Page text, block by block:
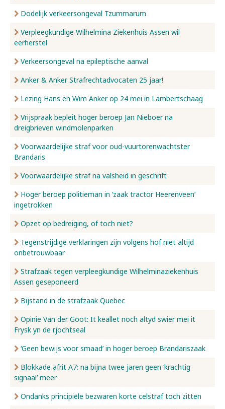
Dodelijk verkeersongeval Tzummarum
Verpleegkundige Wilhelmina Ziekenhuis Assen wil
eerherstel
Verkeersongeval na epileptische aanval
Anker & Anker Strafrechtadvocaten 25 jaar!
Lezing Hans en Wim Anker op 24 mei in Lambertschaag
Vrijspraak bepleit hoger beroep Jan Nieboer na
dreigbrieven windmolenparken
Voorwaardelijke straf voor oud-vuurtorenwachtster
Brandaris
Voorwaardelijke straf na valsheid in geschrift
Hoger beroep politieman in ‘zaak tractor Heerenveen’
ingetrokken
Opzet op bedreiging, of toch niet?
Tegenstrijdige verklaringen zijn volgens hof niet altijd
onbetrouwbaar
Strafzaak tegen verpleegkundige Wilhelminaziekenhuis
Assen geseponeerd
Bijstand in de strafzaak Quebec
Opinie Van der Goot: It keallet noch altyd swier mei it
Frysk yn de rjochtseal
‘Geen bewijs voor smaad’ in hoger beroep Brandariszaak
Blokkade afrit A7: na bijna twee jaren geen ‘krachtig
signaal’ meer
Ondanks principiële bezwaren korte celstraf toch zitten